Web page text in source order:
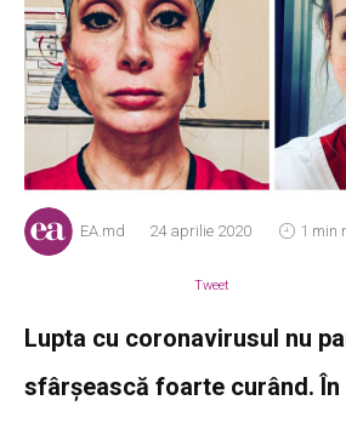
EA.md 24 aprilie 2020 1 min
Tweet
Lupta cu coronavirusul nu
sfârșească foarte curând. În